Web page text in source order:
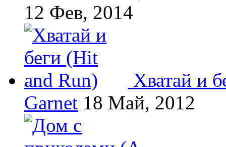
12 Фев, 2014
Хватай и
Garnet 18 Май, 2012